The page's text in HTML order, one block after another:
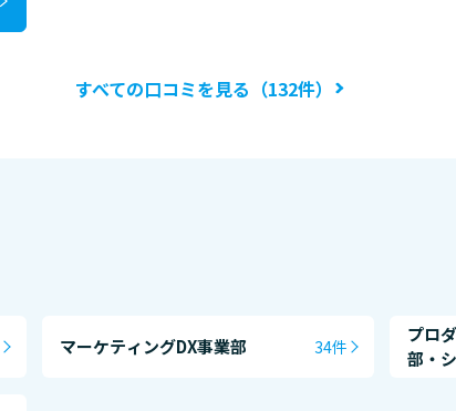
すべての口コミを見る（132件）
マーケティングDX事業部 34件
プロ
部・